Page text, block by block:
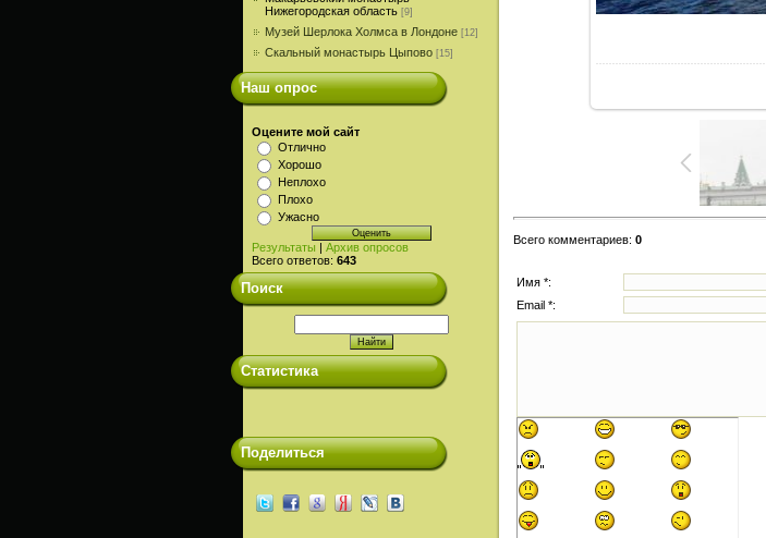
Нижегородская область [9]
Музей Шерлока Холмса в Лондоне [12]
Скальный монастырь Цыпово [15]
Наш опрос
Оцените мой сайт
Отлично
Хорошо
Неплохо
Плохо
Ужасно
Результаты | Архив опросов
Всего ответов: 643
Поиск
Статистика
Поделиться
Всего комментариев: 0
Имя *:
Email *: